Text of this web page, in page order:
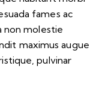
fames ac
non molestie
maximus augue
pulvinar